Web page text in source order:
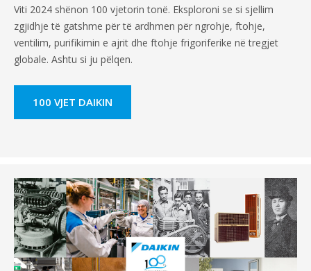
Viti 2024 shënon 100 vjetorin tonë. Eksploroni se si sjellim
zgjidhje të gatshme për të ardhmen për ngrohje, ftohje,
ventilim, purifikimin e ajrit dhe ftohje frigoriferike në tregjet
globale. Ashtu si ju pëlqen.
100 VJET DAIKIN